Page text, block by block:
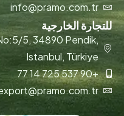
info@pramo.com.tr
للتجارة الخارجية
5, 34890 Pendik,
Istanbul, Türkiye
+90 537 725 14 77